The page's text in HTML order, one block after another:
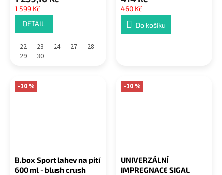
1 599 Kč
DETAIL
22 23 24 27
28
29
30
460 Kč
Do košíku
-10 %
B.box Sport lahev na pití
600 ml - blush crush
-10 %
UNIVERZÁLNÍ
IMPREGNACE SIGAL